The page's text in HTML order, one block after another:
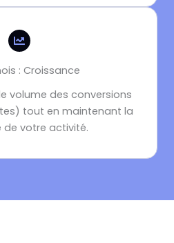
: Croissance
volume des conversions
tout en maintenant la
de votre activité.